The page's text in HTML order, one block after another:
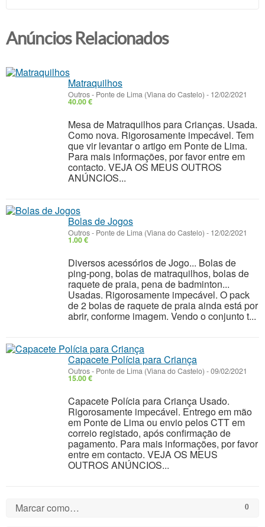
Anúncios Relacionados
Matraquilhos
Outros- Ponte de Lima (Viana do Castelo) - 12/02/2021
40.00 €
Mesa de Matraquilhos para Crianças. Usada.
Como nova. Rigorosamente impecável. Tem
que vir levantar o artigo em Ponte de Lima.
Para mais informações, por favor entre em
contacto. VEJA OS MEUS OUTROS
ANÚNCIOS...
Bolas de Jogos
Outros- Ponte de Lima (Viana do Castelo) - 12/02/2021
1.00 €
Diversos acessórios de Jogo... Bolas de
ping-pong, bolas de matraquilhos, bolas de
raquete de praia, pena de badminton...
Usadas. Rigorosamente impecável. O pack
de 2 bolas de raquete de praia ainda está por
abrir, conforme imagem. Vendo o conjunto t...
Capacete Polícia para Criança
Outros- Ponte de Lima (Viana do Castelo) -09/02/2021
15.00 €
Capacete Polícia para Criança Usado.
Rigorosamente impecável. Entrego em mão
em Ponte de Lima ou envio pelos CTT em
correio registado, após confirmação de
pagamento. Para mais informações, por favor
entre em contacto. VEJA OS MEUS
OUTROS ANÚNCIOS...
Marcar como… 0